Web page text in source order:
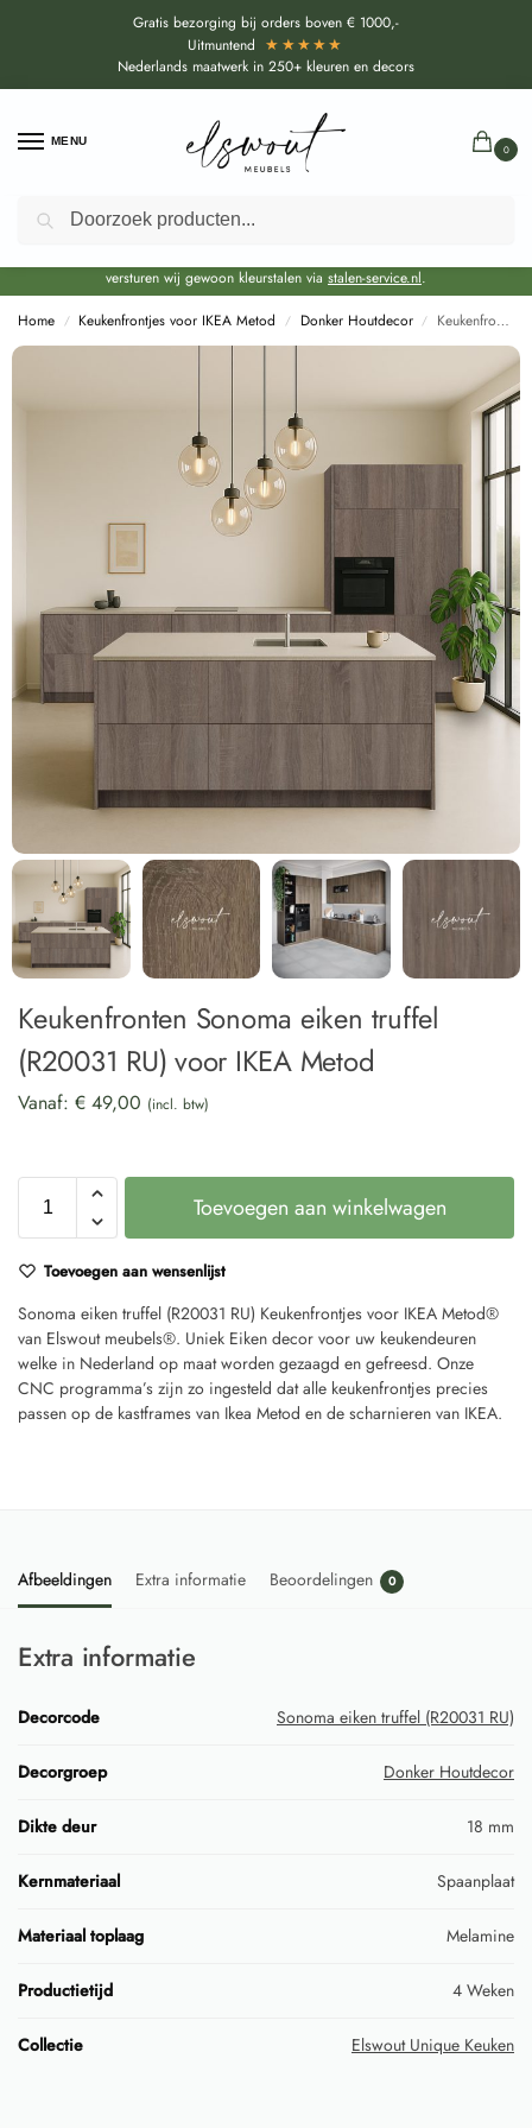
Gratis bezorging bij orders boven € 1000,-
Uitmuntend ★★★★★
Nederlands maatwerk in 250+ kleuren en decors
MENU
0
Door de bouwvakperiode geldt voor alle collecties momenteel een EXTRA
levertijd van circa 3-4 weken bovenop de reguliere levertijd.
versturen wij gewoon kleurstalen via stalen-service.nl.
Home / Keukenfrontjes voor IKEA Metod / Donker Houtdecor / Keukenfronten Sonoma eiken truffel (R20031 RU) voor IKEA Metod
Keukenfronten Sonoma eiken truffel
(R20031 RU) voor IKEA Metod
Vanaf: € 49,00 (incl. btw)
Toevoegen aan winkelwagen
Toevoegen aan wensenlijst
Sonoma eiken truffel (R20031 RU) Keukenfrontjes voor IKEA Metod®
van Elswout meubels®. Uniek Eiken decor voor uw keukendeuren
welke in Nederland op maat worden gezaagd en gefreesd. Onze
CNC programma’s zijn zo ingesteld dat alle keukenfrontjes precies
passen op de kastframes van Ikea Metod en de scharnieren van IKEA.
Afbeeldingen Extra informatie Beoordelingen 0
Extra informatie
Decorcode Sonoma eiken truffel (R20031 RU)
Decorgroep Donker Houtdecor
Dikte deur 18 mm
Kernmateriaal Spaanplaat
Materiaal toplaag Melamine
Productietijd 4 Weken
Collectie Elswout Unique Keuken